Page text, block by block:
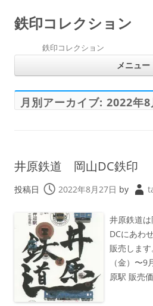
鉄印コレクション
鉄印コレクション
メニュー
月別アーカイブ: 2022年8
井原鉄道 岡山DC鉄印
投稿日 2022年8月27日 by
井原鉄道
DCにあわ
販売しま
（金）〜
原駅 販売